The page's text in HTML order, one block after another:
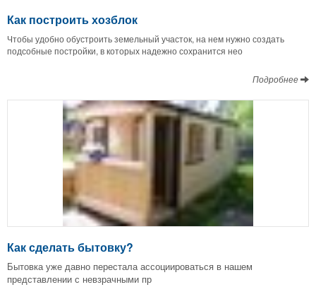
Как построить хозблок
Чтобы удобно обустроить земельный участок, на нем нужно создать
подсобные постройки, в которых надежно сохранится нео
Подробнее
Как сделать бытовку?
Бытовка уже давно перестала ассоциироваться в нашем
представлении с невзрачными пр